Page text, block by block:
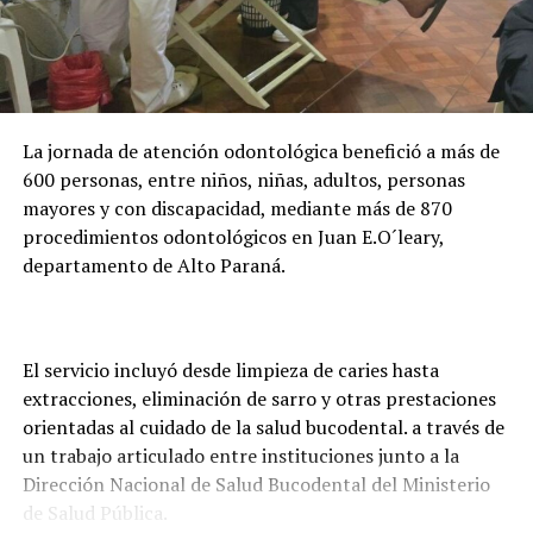
millones anuales al programa y actualmente acompaña
la formación de casi 24.000 becarios activos. Además,
adelantó que la entidad trabaja en una plataforma
digital para facilitar la presentación de documentos y
Asunción o Ciudad del Este para realizar los trámites.
La jornada de atención odontológica benefició a más de
600 personas, entre niños, niñas, adultos, personas
mayores y con discapacidad, mediante más de 870
procedimientos odontológicos en Juan E.O´leary,
departamento de Alto Paraná.
El servicio incluyó desde limpieza de caries hasta
extracciones, eliminación de sarro y otras prestaciones
orientadas al cuidado de la salud bucodental. a través de
un trabajo articulado entre instituciones junto a la
Dirección Nacional de Salud Bucodental del Ministerio
de Salud Pública.